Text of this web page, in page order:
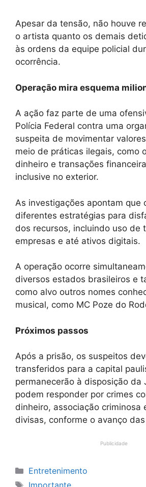
Apesar da tensão, não houve
o artista quanto os demais
às ordens da equipe policial
ocorrência.
Operação mira esquema
A ação faz parte de uma
Polícia Federal contra uma
suspeita de movimentar
meio de práticas ilegais, como
dinheiro e transações
inclusive no exterior.
As investigações apontam que
diferentes estratégias para
dos recursos, incluindo uso de
empresas e até ativos digitais.
A operação ocorre
diversos estados brasileiros e
como alvo outros nomes
musical, como MC Poze do
Próximos passos
Após a prisão, os suspeitos
transferidos para a capital
permanecerão à disposição da
podem responder por crimes
dinheiro, associação criminosa
divisas, conforme o avanço
Publicidade
Categorias
Entretenimento
Tags
Importante